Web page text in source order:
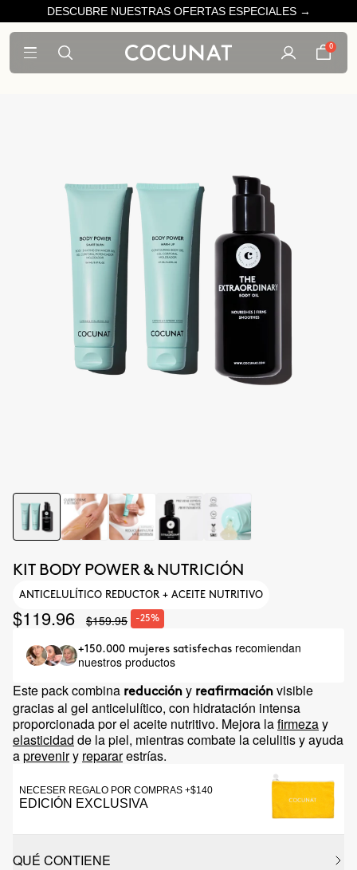
DESCUBRE NUESTRAS OFERTAS ESPECIALES →
0
KIT BODY POWER & NUTRICIÓN
ANTICELULÍTICO REDUCTOR + ACEITE NUTRITIVO
$119.96 $159.95 -25%
+150.000 mujeres satisfechas recomiendan
nuestros productos
Este pack combina reducción y reafirmación visible
gracias al gel anticelulítico, con hidratación intensa
proporcionada por el aceite nutritivo. Mejora lafirmezay
elasticidad de la piel, mientras combate la celulitis y ayuda
apreveniry repararestrías.
NECESER REGALO POR COMPRAS +$140
EDICIÓN EXCLUSIVA
QUÉ CONTIENE